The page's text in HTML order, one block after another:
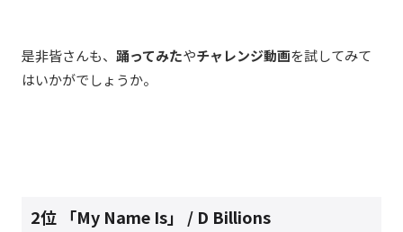
是非皆さんも、 踊ってみたやチャレンジ動画を試してみて
はいかがでしょうか。
2位 「My Name Is」 / D Billions